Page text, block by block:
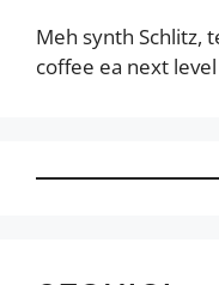
Meh synth Schlitz,
coffee ea next